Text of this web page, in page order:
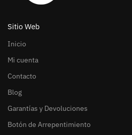
Sitio Web
Inicio
Mi cuenta
Contacto
Blog
Garantías y Devoluciones
Botón de Arrepentimiento